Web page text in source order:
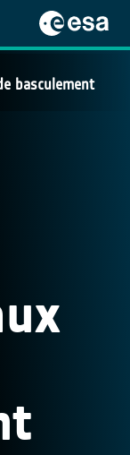
basculement